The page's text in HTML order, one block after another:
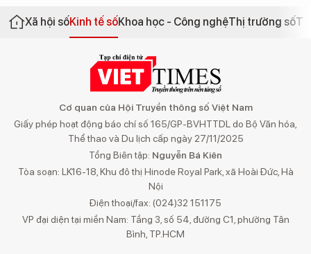
Xã hội sốKinh tế sốKhoa học - Công nghệThị trường số
Cơ quan của Hội Truyền thông số Việt Nam
Giấy phép hoạt động báo chí số 165/GP-BVHTTDL do Bộ Văn hóa,
Thể thao và Du lịch cấp ngày 27/11/2025
Tổng Biên tập: Nguyễn Bá Kiên
Tòa soạn: LK16-18, Khu đô thị Hinode Royal Park, xã Hoài Đức, Hà
Nội
Điện thoại/fax: (024)32 151175
VP đại diện tại miền Nam: Tầng 3, số 54, đường C1, phường Tân
Bình, TP.HCM